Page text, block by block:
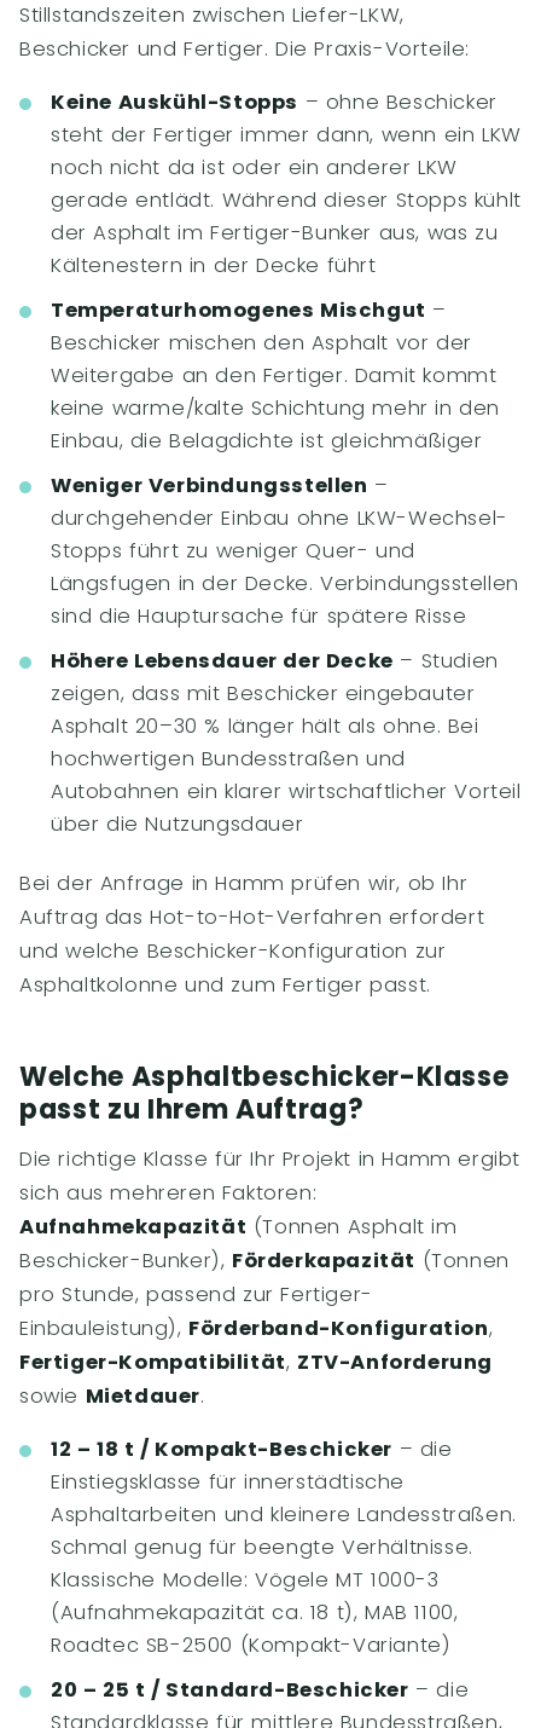
Stillstandszeiten zwischen Liefer-LKW,
Beschicker und Fertiger. Die Praxis-Vorteile:
Keine Auskühl-Stopps – ohne Beschicker
steht der Fertiger immer dann, wenn ein LKW
noch nicht da ist oder ein anderer LKW
gerade entlädt. Während dieser Stopps kühlt
der Asphalt im Fertiger-Bunker aus, was zu
Kältenestern in der Decke führt
Temperaturhomogenes Mischgut –
Beschicker mischen den Asphalt vor der
Weitergabe an den Fertiger. Damit kommt
keine warme/kalte Schichtung mehr in den
Einbau, die Belagdichte ist gleichmäßiger
Weniger Verbindungsstellen –
durchgehender Einbau ohne LKW-Wechsel-
Stopps führt zu weniger Quer- und
Längsfugen in der Decke. Verbindungsstellen
sind die Hauptursache für spätere Risse
Höhere Lebensdauer der Decke – Studien
zeigen, dass mit Beschicker eingebauter
Asphalt 20–30 % länger hält als ohne. Bei
hochwertigen Bundesstraßen und
Autobahnen ein klarer wirtschaftlicher Vorteil
über die Nutzungsdauer
Bei der Anfrage in Hamm prüfen wir, ob Ihr
Auftrag das Hot-to-Hot-Verfahren erfordert
und welche Beschicker-Konfiguration zur
Asphaltkolonne und zum Fertiger passt.
Welche Asphaltbeschicker-Klasse
passt zu Ihrem Auftrag?
Die richtige Klasse für Ihr Projekt in Hamm ergibt
sich aus mehreren Faktoren:
Aufnahmekapazität (Tonnen Asphalt im
Beschicker-Bunker), Förderkapazität (Tonnen
pro Stunde, passend zur Fertiger-
Einbauleistung), Förderband-Konfiguration,
Fertiger-Kompatibilität, ZTV-Anforderung
sowie Mietdauer.
12 – 18 t / Kompakt-Beschicker – die
Einstiegsklasse für innerstädtische
Asphaltarbeiten und kleinere Landesstraßen.
Schmal genug für beengte Verhältnisse.
Klassische Modelle: Vögele MT 1000-3
(Aufnahmekapazität ca. 18 t), MAB 1100,
Roadtec SB-2500 (Kompakt-Variante)
20 – 25 t / Standard-Beschicker – die